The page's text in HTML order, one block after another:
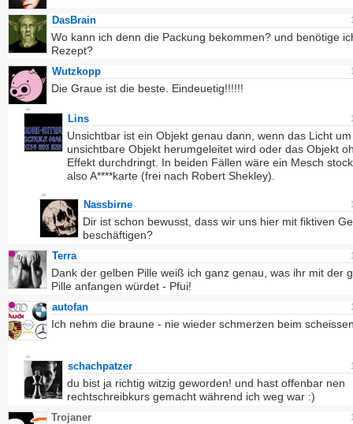
DasBrain
Wo kann ich denn die Packung bekommen? und benötige
Rezept?
Wutzkopp
Die Graue ist die beste. Eindeuetig!!!!!!
Lins
Unsichtbar ist ein Objekt genau dann, wenn das Licht
unsichtbare Objekt herumgeleitet wird oder das Objekt
Effekt durchdringt. In beiden Fällen wäre ein Mesch
also A****karte (frei nach Robert Shekley).
Nassbirne
Dir ist schon bewusst, dass wir uns hier mit fiktiven
beschäftigen?
Terra
Dank der gelben Pille weiß ich ganz genau, was ihr mit der
Pille anfangen würdet - Pfui!
autofan
Ich nehm die braune - nie wieder schmerzen beim
schachpatzer
du bist ja richtig witzig geworden! und hast offenbar nen
rechtschreibkurs gemacht während ich weg war :)
Trojaner